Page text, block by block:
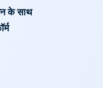
के साथ